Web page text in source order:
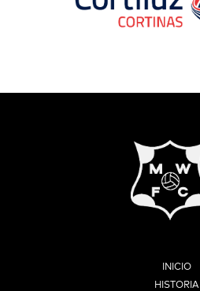
INICIO
HISTORIA